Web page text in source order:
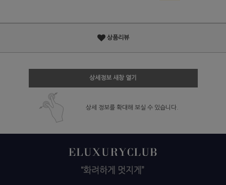
상품리뷰
상세정보 새창 열기
상세 정보를 확대해 보실 수 있습니다.